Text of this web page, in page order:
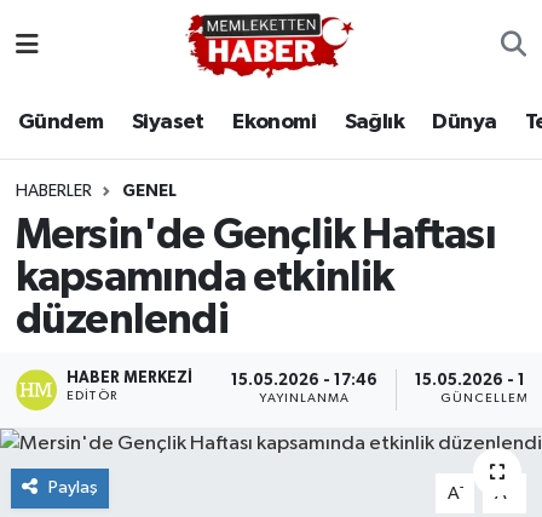
Gündem Siyaset Ekonomi Sağlık Dünya
HABERLER GENEL
Mersin'de Gençlik Haftası
kapsamında etkinlik
düzenlendi
HABER MERKEZI
EDITÖR
15.05.2026 - 17:46
YAYINLANMA
15.05.2026 -
GÜNCELLEME
Paylaş A- A